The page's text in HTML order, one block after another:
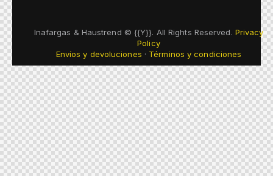
Inafargas & Haustrend © {{Y}}. All Rights Reserved. Privacy
Policy
Envíos y devoluciones · Términos y condiciones